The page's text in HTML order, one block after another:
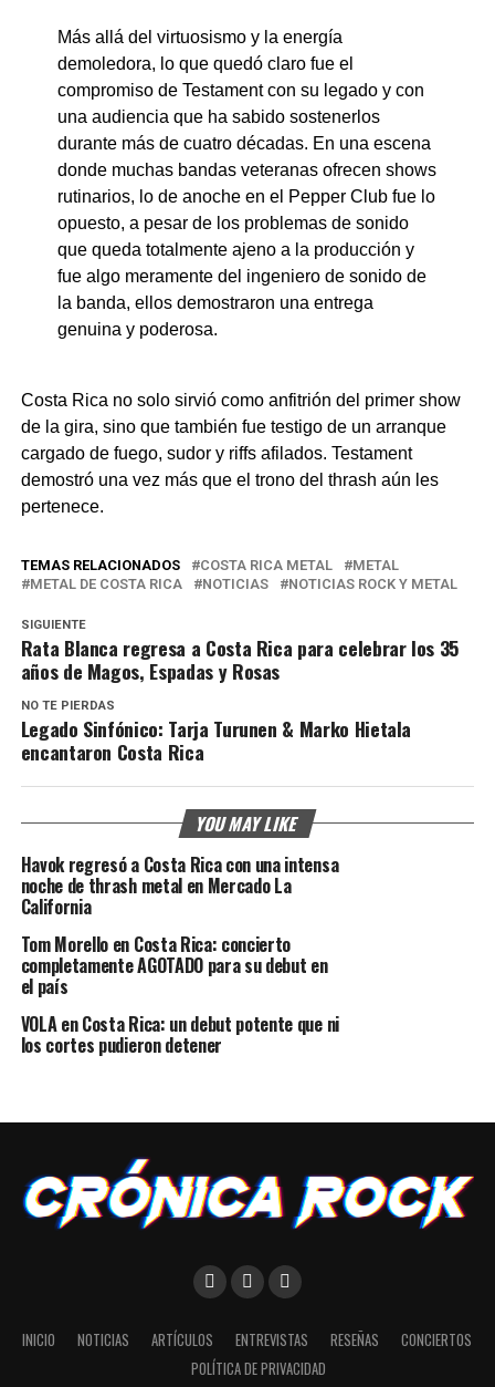
Más allá del virtuosismo y la energía
demoledora, lo que quedó claro fue el
compromiso de Testament con su legado y con
una audiencia que ha sabido sostenerlos
durante más de cuatro décadas. En una escena
donde muchas bandas veteranas ofrecen shows
rutinarios, lo de anoche en el Pepper Club fue lo
opuesto, a pesar de los problemas de sonido
que queda totalmente ajeno a la producción y
fue algo meramente del ingeniero de sonido de
la banda, ellos demostraron una entrega
genuina y poderosa.
Costa Rica no solo sirvió como anfitrión del primer show
de la gira, sino que también fue testigo de un arranque
cargado de fuego, sudor y riffs afilados. Testament
demostró una vez más que el trono del thrash aún les
pertenece.
TEMAS RELACIONADOS COSTA RICA METAL
METAL
METAL DE COSTA RICA
NOTICIAS NOTICIAS ROCK Y METAL
SIGUIENTE
Rata Blanca regresa a Costa Rica para celebrar los 35
años de Magos, Espadas y Rosas
NO TE PIERDAS
Legado Sinfónico: Tarja Turunen & Marko Hietala
encantaron Costa Rica
YOU MAY LIKE
Havok regresó a Costa Rica con una intensa
noche de thrash metal en Mercado La
California
Tom Morello en Costa Rica: concierto
completamente AGOTADO para su debut en
el país
VOLA en Costa Rica: un debut potente que ni
los cortes pudieron detener
INICIO NOTICIAS ARTÍCULOS ENTREVISTAS RESEÑAS
CONCIERTOS
POLÍTICA DE PRIVACIDAD